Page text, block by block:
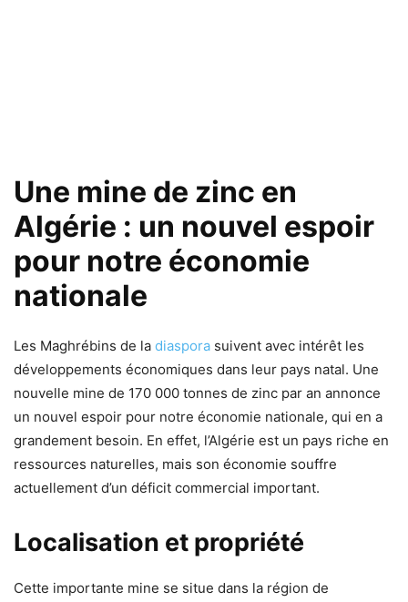
Une mine de zinc en
Algérie : un nouvel espoir
pour notre économie
nationale
Les Maghrébins de la diaspora suivent avec intérêt les
développements économiques dans leur pays natal. Une
nouvelle mine de 170 000 tonnes de zinc par an annonce
un nouvel espoir pour notre économie nationale, qui en a
grandement besoin. En effet, l’Algérie est un pays riche en
ressources naturelles, mais son économie souffre
actuellement d’un déficit commercial important.
Localisation et propriété
Cette importante mine se situe dans la région de